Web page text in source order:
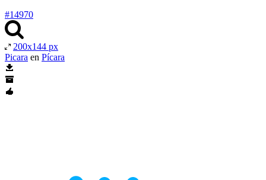
#14970
200x144 px
Picara en Pícara